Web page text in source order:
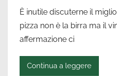
È inutile discuterne il
pizza non è la birra ma il
affermazione ci
Continua a leggere